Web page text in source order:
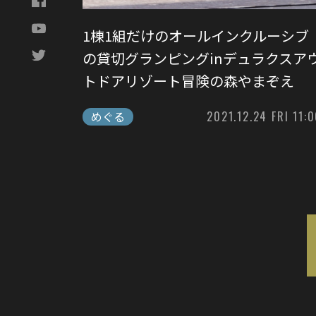
1棟1組だけのオールインクルーシブ
の貸切グランピングinデュラクスア
トドアリゾート冒険の森やまぞえ
めぐる 2021.12.24 FRI